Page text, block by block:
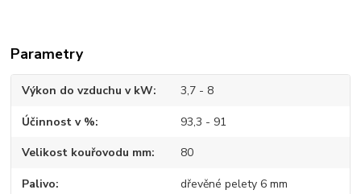
Parametry
Výkon do vzduchu v kW 3,7 - 8
Účinnost v % 93,3 - 91
Velikost kouřovodu mm 80
Palivo dřevěné pelety 6 mm